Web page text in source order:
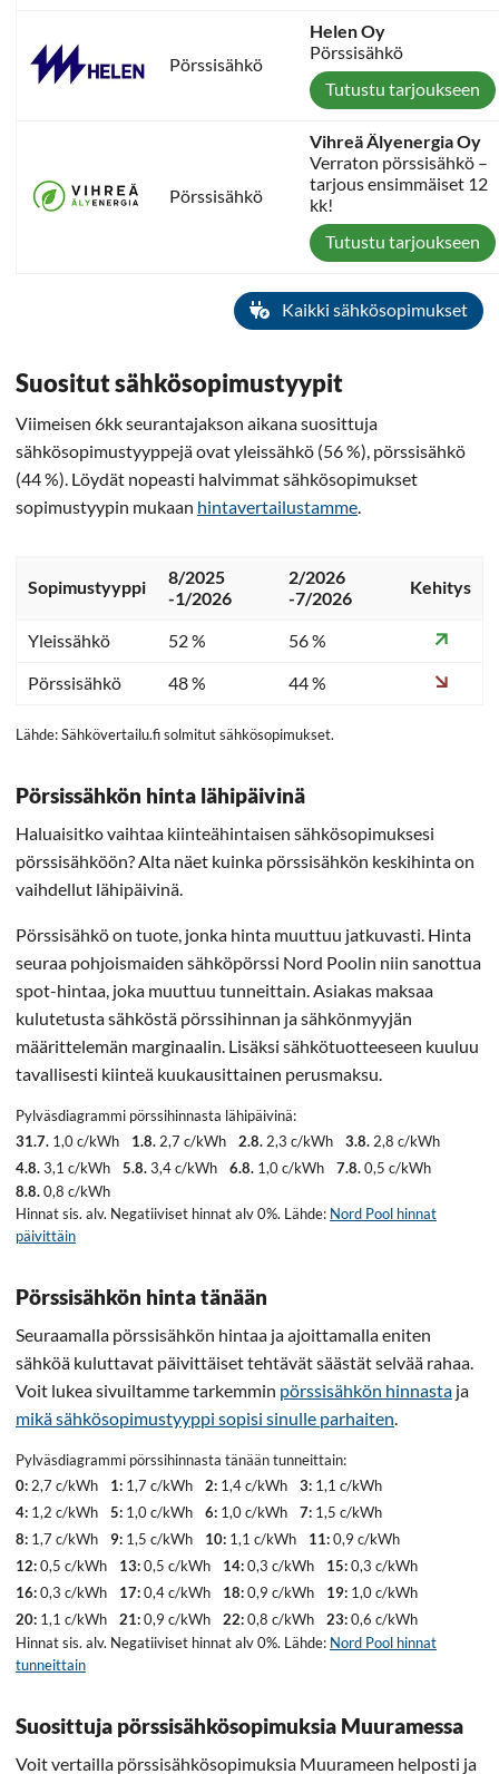
Pörssisähkö
Helen Oy
Pörssisähkö
Tutustu tarjoukseen
Pörssisähkö
Vihreä Älyenergia Oy
Verraton pörssisähkö –
tarjous ensimmäiset 12
kk!
Tutustu tarjoukseen
Kaikki sähkösopimukset
Suositut sähkösopimustyypit
Viimeisen 6kk seurantajakson aikana suosittuja
sähkösopimustyyppejä ovat yleissähkö (56 %), pörssisähkö
(44 %). Löydät nopeasti halvimmat sähkösopimukset
sopimustyypin mukaan hintavertailustamme
Sopimustyyppi
8/2025
-1/2026
2/2026
-7/2026
Kehitys
Yleissähkö 52 %
56 %
Pörssisähkö
48 % 44 %
Lähde: Sähkövertailu.fi solmitut sähkösopimukset.
Pörsissähkön hinta lähipäivinä
Haluaisitko vaihtaa kiinteähintaisen sähkösopimuksesi
pörssisähköön? Alta näet kuinka pörssisähkön keskihinta on
vaihdellut lähipäivinä.
Pörssisähkö on tuote, jonka hinta muuttuu jatkuvasti. Hinta
seuraa pohjoismaiden sähköpörssi Nord Poolin niin sanottua
spot-hintaa, joka muuttuu tunneittain. Asiakas maksaa
kulutetusta sähköstä pörssihinnan ja sähkönmyyjän
määrittelemän marginaalin. Lisäksi sähkötuotteeseen kuuluu
tavallisesti kiinteä kuukausittainen perusmaksu.
Pylväsdiagrammi pörssihinnasta lähipäivinä:
31.7. 1,0 c/kWh 1.8. 2,7 c/kWh 2.8. 2,3 c/kWh 3.8. 2,8 c/kWh
4.8.3,1 c/kWh 5.8.3,4 c/kWh 6.8. 1,0 c/kWh 7.8.0,5 c/kWh
8.8.0,8 c/kWh
Hinnat sis. alv. Negatiiviset hinnat alv 0%. Lähde: Nord Pool hinnat
päivittäin
Pörssisähkön hinta tänään
Seuraamalla pörssisähkön hintaa ja ajoittamalla eniten
sähköä kuluttavat päivittäiset tehtävät säästät selvää rahaa.
Voit lukea sivuiltamme tarkemmin pörssisähkön hinnasta ja
mikä sähkösopimustyyppi sopisi sinulle parhaiten
Pylväsdiagrammi pörssihinnasta tänään tunneittain:
0: 2,7 c/kWh 1: 1,7 c/kWh 2: 1,4 c/kWh 3: 1,1 c/kWh
4: 1,2 c/kWh 5: 1,0 c/kWh 6: 1,0 c/kWh 7: 1,5 c/kWh
8: 1,7 c/kWh 9: 1,5 c/kWh 10: 1,1 c/kWh 11:0,9 c/kWh
12:0,5 c/kWh 13:0,5 c/kWh 14:0,3 c/kWh 15:0,3 c/kWh
16:0,3 c/kWh 17:0,4 c/kWh 18:0,9 c/kWh 19: 1,0 c/kWh
20: 1,1 c/kWh 21:0,9 c/kWh 22:0,8 c/kWh 23:0,6 c/kWh
Hinnat sis. alv. Negatiiviset hinnat alv 0%. Lähde: Nord Pool hinnat
tunneittain
Suosittuja pörssisähkösopimuksia Muuramessa
Voit vertailla pörssisähkösopimuksia Muurameen helposti ja